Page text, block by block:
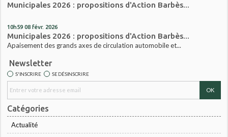
Municipales 2026 : propositions d'Action Barbès...
10h59 08 févr. 2026
Municipales 2026 : propositions d'Action Barbès...
Apaisement des grands axes de circulation automobile et...
Newsletter
S'INSCRIRE SE DÉSINSCRIRE
Catégories
Actualité